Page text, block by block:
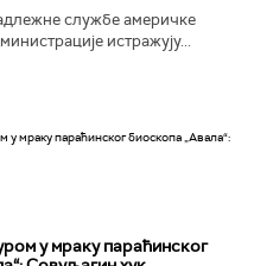
службе америчке
истражују...
у мраку параћинског